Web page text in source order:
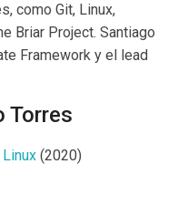
como Git, Linux,
Briar Project. Santiago
Framework y el lead
Torres
(2020)